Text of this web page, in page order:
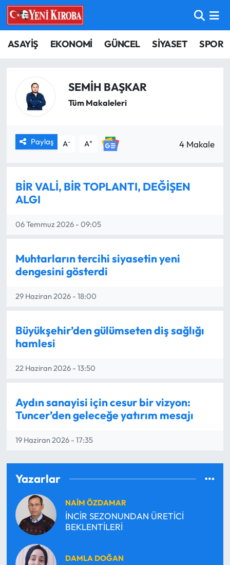
ASAYİŞ EKONOMİ GÜNCEL SİYASET SPOR
SEMİH BAŞKAR
Tüm Makaleleri
Paylaş A- A+ 4 Makale
BİR VALİ, BİR TOPLANTI, DEĞİŞEN
ALGI
06 Temmuz 2026 - 09:05
Muhtarların tercihi siyasetin yeni
dengesini gösterdi
29 Haziran 2026 - 18:00
Büyükşehir’den gülümseten diş sağlığı
hamlesi
22 Haziran 2026 - 13:50
Aydın sanayisi için cesur bir vizyon:
Tuncer’den geleceğe yatırım mesajı
19 Haziran 2026 - 17:35
Yazarlar
NAİM ÖZDAMAR
İNCİR SEZONUNDAN ÜRETİCİ
BEKLENTİLERİ
DAMLA DOĞAN
ASAYİŞ
ÇEVRE
DÜNYA
EĞİTİM
GÜNCEL
GÜNDEM
SAĞLIK
SİYASET
SPOR
YAŞAM
Aydın Nöbetçi Eczaneler
Aydin Namaz Vakitleri
Aydın Trafik Yoğunluk Haritası
Süper Lig Puan Durumu ve Fikstür
Son Dakika Haberleri
Haber Arşivi